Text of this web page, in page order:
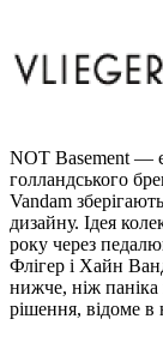
NOT Basement —
голландського
Vandam
дизайну. Ідея
року через
Флігер і Хайн
нижче, ніж паніка
рішення, відоме в